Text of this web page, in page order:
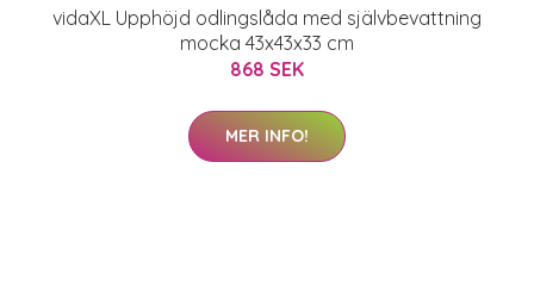
vidaXL Upphöjd odlingslåda med självbevattning
mocka 43x43x33 cm
868 SEK
MER INFO!